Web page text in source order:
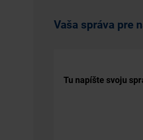
Vaša správa pre
Tu napíšte svoju